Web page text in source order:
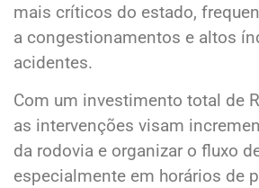
mais críticos do estado,
a congestionamentos e altos
acidentes.
Com um investimento total de
as intervenções visam
da rodovia e organizar o fluxo
especialmente em horários de